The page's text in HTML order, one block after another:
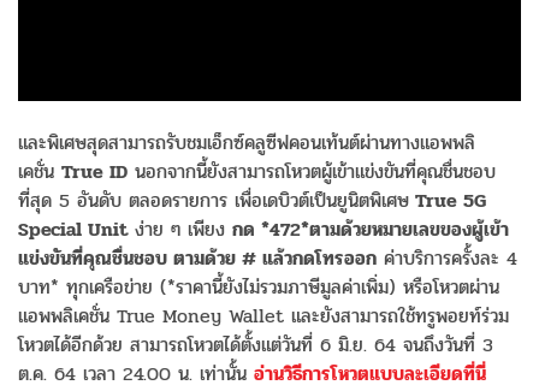
และพิเศษสุดสามารถรับชมเอ็กซ์คลูซีฟคอนเท้นต์ผ่านทางแอพพลิ
เคชั่น True ID นอกจากนี้ยังสามารถโหวตผู้เข้าแข่งขันที่คุณชื่นชอบ
ที่สุด 5 อันดับ ตลอดรายการ เพื่อเดบิวต์เป็นยูนิตพิเศษ True 5G
Special Unitง่าย ๆ เพียง กด *472*ตามด้วยหมายเลขของผู้เข้า
แข่งขันที่คุณชื่นชอบ ตามด้วย # แล้วกดโทรออก ค่าบริการครั้งละ 4
บาท* ทุกเครือข่าย (*ราคานี้ยังไม่รวมภาษีมูลค่าเพิ่ม) หรือโหวตผ่าน
แอพพลิเคชั่น True Money Wallet และยังสามารถใช้ทรูพอยท์ร่วม
โหวตได้อีกด้วย สามารถโหวตได้ตั้งแต่วันที่ 6 มิ.ย. 64 จนถึงวันที่ 3
ต.ค. 64 เวลา 24.00 น. เท่านั้น อ่านวิธีการโหวตแบบละเอียดที่นี่